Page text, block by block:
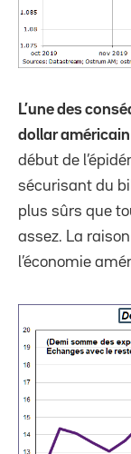
L’une des
dollar
début de
sécurisant du
plus sûrs que
assez. La
l’économie